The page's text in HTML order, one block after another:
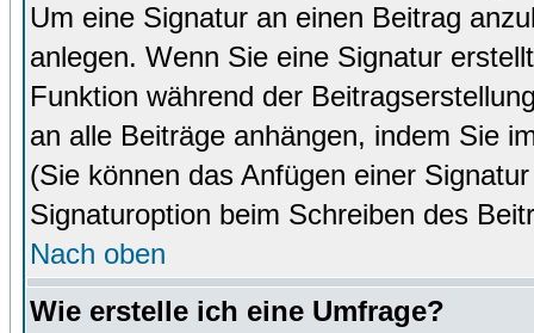
Um eine Signatur an einen Beitrag
anlegen. Wenn Sie eine Signatur
Funktion während der
an alle Beiträge anhängen, indem Sie
(Sie können das Anfügen einer
Signaturoption beim Schreiben des
Nach oben
Wie erstelle ich eine Umfrage?